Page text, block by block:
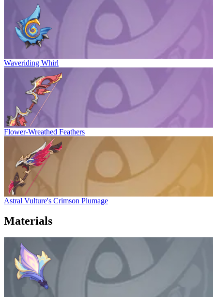
Waveriding Whirl
Flower-Wreathed Feathers
Astral Vulture's Crimson Plumage
Materials